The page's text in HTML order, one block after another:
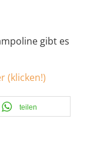
gibt es
(klicken!)
teilen